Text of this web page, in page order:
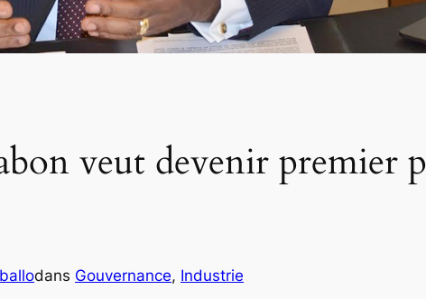
veut devenir premier
dans Gouvernance, Industrie